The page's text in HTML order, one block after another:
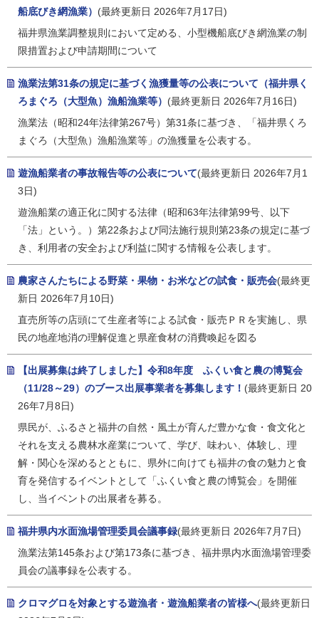
船底びき網漁業） (最終更新日 2026年7月17日)
福井県漁業調整規則において定める、小型機船底びき網漁業の制
限措置および申請期間について
漁業法第31条の規定に基づく漁獲量等の公表について（福井県く
ろまぐろ（大型魚）漁船漁業等） (最終更新日 2026年7月16日)
漁業法（昭和24年法律第267号）第31条に基づき、「福井県くろ
まぐろ（大型魚）漁船漁業等」の漁獲量を公表する。
遊漁船業者の事故報告等の公表について(最終更新日 2026年7月1
3日)
遊漁船業の適正化に関する法律（昭和63年法律第99号、以下
「法」という。）第22条および同法施行規則第23条の規定に基づ
き、利用者の安全および利益に関する情報を公表します。
農家さんたちによる野菜・果物・お米などの試食・販売会(最終更
新日 2026年7月10日)
直売所等の店頭にて生産者等による試食・販売ＰＲを実施し、県
民の地産地消の理解促進と県産食材の消費喚起を図る
【出展募集は終了しました】令和8年度 ふくい食と農の博覧会
（11/28～29）のブース出展事業者を募集します！ (最終更新日 20
26年7月8日)
県民が、ふるさと福井の自然・風土が育んだ豊かな食・食文化と
それを支える農林水産業について、学び、味わい、体験し、理
解・関心を深めるとともに、県外に向けても福井の食の魅力と食
育を発信するイベントとして「ふくい食と農の博覧会」を開催
し、当イベントの出展者を募る。
福井県内水面漁場管理委員会議事録(最終更新日 2026年7月7日)
漁業法第145条および第173条に基づき、福井県内水面漁場管理委
員会の議事録を公表する。
クロマグロを対象とする遊漁者・遊漁船業者の皆様へ(最終更新日